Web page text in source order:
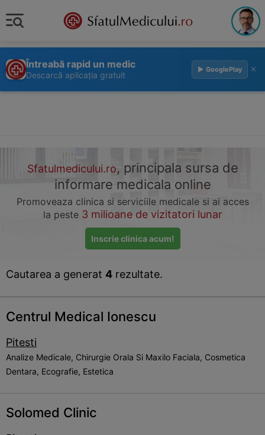
Întreabă rapid un medic
Descarcă aplicația gratuit
▶ GooglePlay ×
Sfatulmedicului.ro, principala sursa de
informare medicala online
Promoveaza clinica si serviciile medicale si ai acces
la peste 3 milioane de vizitatori lunar
Inscrie clinica acum!
Cautarea a generat 4 rezultate.
Centrul Medical Ionescu
Pitesti
Analize Medicale, Chirurgie Orala Si Maxilo Faciala, Cosmetica
Dentara, Ecografie, Estetica
Solomed Clinic